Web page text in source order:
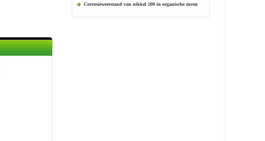
Corrosieweerstand van nikkel 200 in organische zuren